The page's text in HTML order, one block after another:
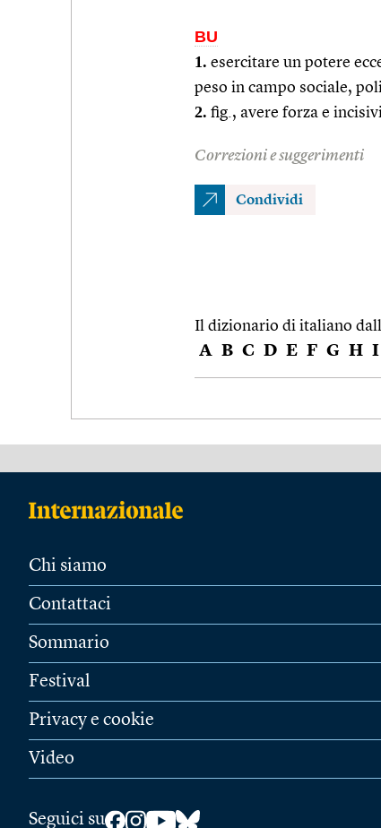
BU
1. esercitare un potere
peso in campo sociale,
2. fig., avere forza e
Correzioni e suggerimenti
Condividi
Il dizionario di italiano
A B C D E F G H I
Chi siamo
Contattaci
Sommario
Festival
Privacy e cookie
Video
Seguici su